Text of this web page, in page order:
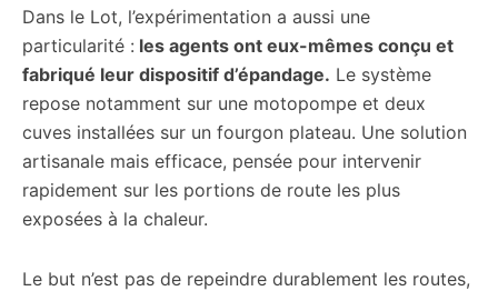
Dans le Lot, l’expérimentation a aussi une
particularité : les agents ont eux-mêmes conçu et
fabriqué leur dispositif d’épandage. Le système
repose notamment sur une motopompe et deux
cuves installées sur un fourgon plateau. Une solution
artisanale mais efficace, pensée pour intervenir
rapidement sur les portions de route les plus
exposées à la chaleur.
Le but n’est pas de repeindre durablement les routes,